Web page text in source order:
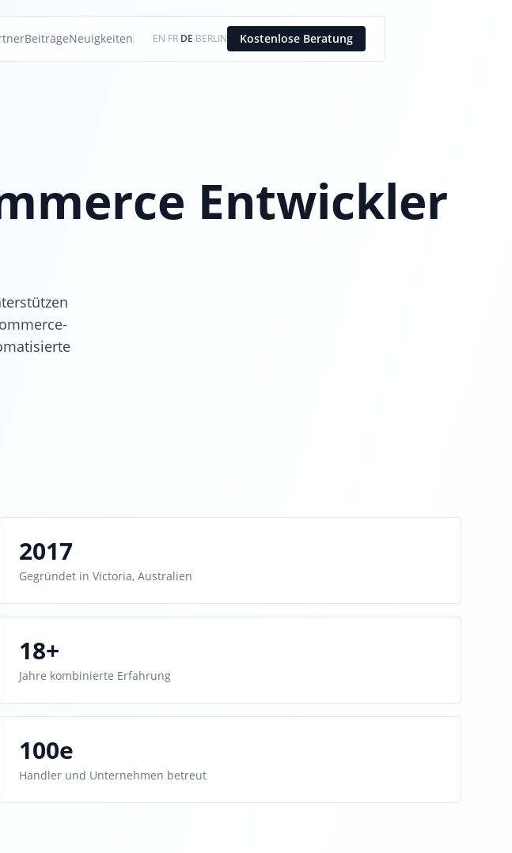
BeiträgeNeuigkeiten EN·FR·DE·BERLIN Kostenlose Beratung
Entwickler
2017
Gegründet in Victoria, Australien
18+
Jahre kombinierte Erfahrung
100e
Händler und Unternehmen betreut